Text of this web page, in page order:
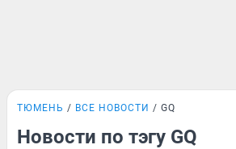
ТЮМЕНЬ ВСЕ НОВОСТИ GQ
Новости по тэгу GQ